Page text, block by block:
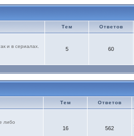
Тем Ответов
и в сериалах.
5 60
Тем Ответов
либо
16 562